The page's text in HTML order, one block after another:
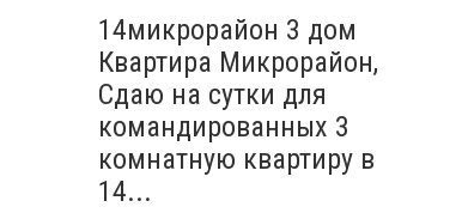
14микрорайон 3 дом
Квартира Микрорайон,
Сдаю на сутки для
командированных 3
комнатную квартиру в
14...